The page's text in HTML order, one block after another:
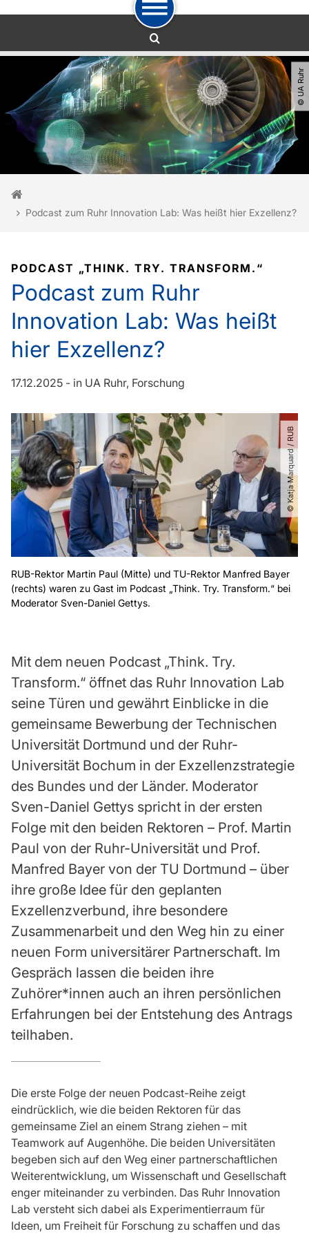
Zum Fuß der Seite mit weiteren Services
Zur Startseite
© UA Ruhr
Sie sind hier:
Startseite
Podcast zum Ruhr Innovation Lab: Was heißt hier Exzellenz?
PODCAST „THINK. TRY. TRANSFORM.“
Podcast zum Ruhr
Innovation Lab: Was heißt
hier Exzellenz?
17.12.2025 - in UA Ruhr Forschung
© Katja Marquard ​/​ RUB
RUB-Rektor Martin Paul (Mitte) und TU-Rektor Manfred Bayer
(rechts) waren zu Gast im Podcast „Think. Try. Transform.“ bei
Moderator Sven-Daniel Gettys.
Mit dem neuen Podcast „Think. Try.
Transform.“ öffnet das Ruhr Innovation Lab
seine Türen und gewährt Einblicke in die
gemeinsame Bewerbung der Technischen
Universität Dortmund und der Ruhr-
Universität Bochum in der Exzellenzstrategie
des Bundes und der Länder. Moderator
Sven-Daniel Gettys spricht in der ersten
Folge mit den beiden Rektoren – Prof. Martin
Paul von der Ruhr-Universität und Prof.
Manfred Bayer von der TU Dortmund – über
ihre große Idee für den geplanten
Exzellenzverbund, ihre besondere
Zusammenarbeit und den Weg hin zu einer
neuen Form universitärer Partnerschaft. Im
Gespräch lassen die beiden ihre
Zuhörer*innen auch an ihren persönlichen
Erfahrungen bei der Entstehung des Antrags
teilhaben.
Die erste Folge der neuen Podcast-Reihe zeigt
eindrücklich, wie die beiden Rektoren für das
gemeinsame Ziel an einem Strang ziehen – mit
Teamwork auf Augenhöhe. Die beiden Universitäten
begeben sich auf den Weg einer partnerschaftlichen
Weiterentwicklung, um Wissenschaft und Gesellschaft
enger miteinander zu verbinden. Das Ruhr Innovation
Lab versteht sich dabei als Experimentierraum für
Ideen, um Freiheit für Forschung zu schaffen und das